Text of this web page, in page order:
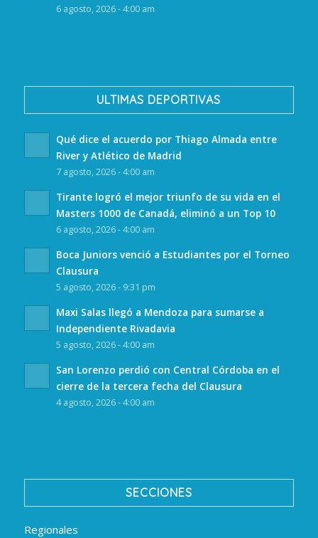
6 agosto, 2026 - 4:00 am
ULTIMAS DEPORTIVAS
Qué dice el acuerdo por Thiago Almada entre
River y Atlético de Madrid
7 agosto, 2026 - 4:00 am
Tirante logró el mejor triunfo de su vida en el
Masters 1000 de Canadá, eliminó a un Top 10
6 agosto, 2026 - 4:00 am
Boca Juniors venció a Estudiantes por el Torneo
Clausura
5 agosto, 2026 - 9:31 pm
Maxi Salas llegó a Mendoza para sumarse a
Independiente Rivadavia
5 agosto, 2026 - 4:00 am
San Lorenzo perdió con Central Córdoba en el
cierre de la tercera fecha del Clausura
4 agosto, 2026 - 4:00 am
SECCIONES
Regionales